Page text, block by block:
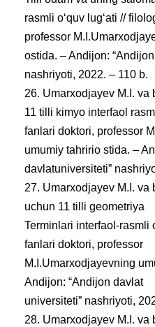
rasmli oʻquv lugʻati //
professor
ostida. – Andijon:
nashriyoti, 2022. – 110 b.
26. Umarxodjayev M.I. va
11 tilli kimyo interfaol
fanlari doktori, professor
umumiy tahririo stida. –
davlatuniversiteti”
27. Umarxodjayev M.I. va
uchun 11 tilli geometriya
Terminlari interfaol-rasmli
fanlari doktori, professor
M.I.Umarxodjayevning
Andijon: “Andijon davlat
universiteti” nashriyoti,
28. Umarxodjayev M.I. va